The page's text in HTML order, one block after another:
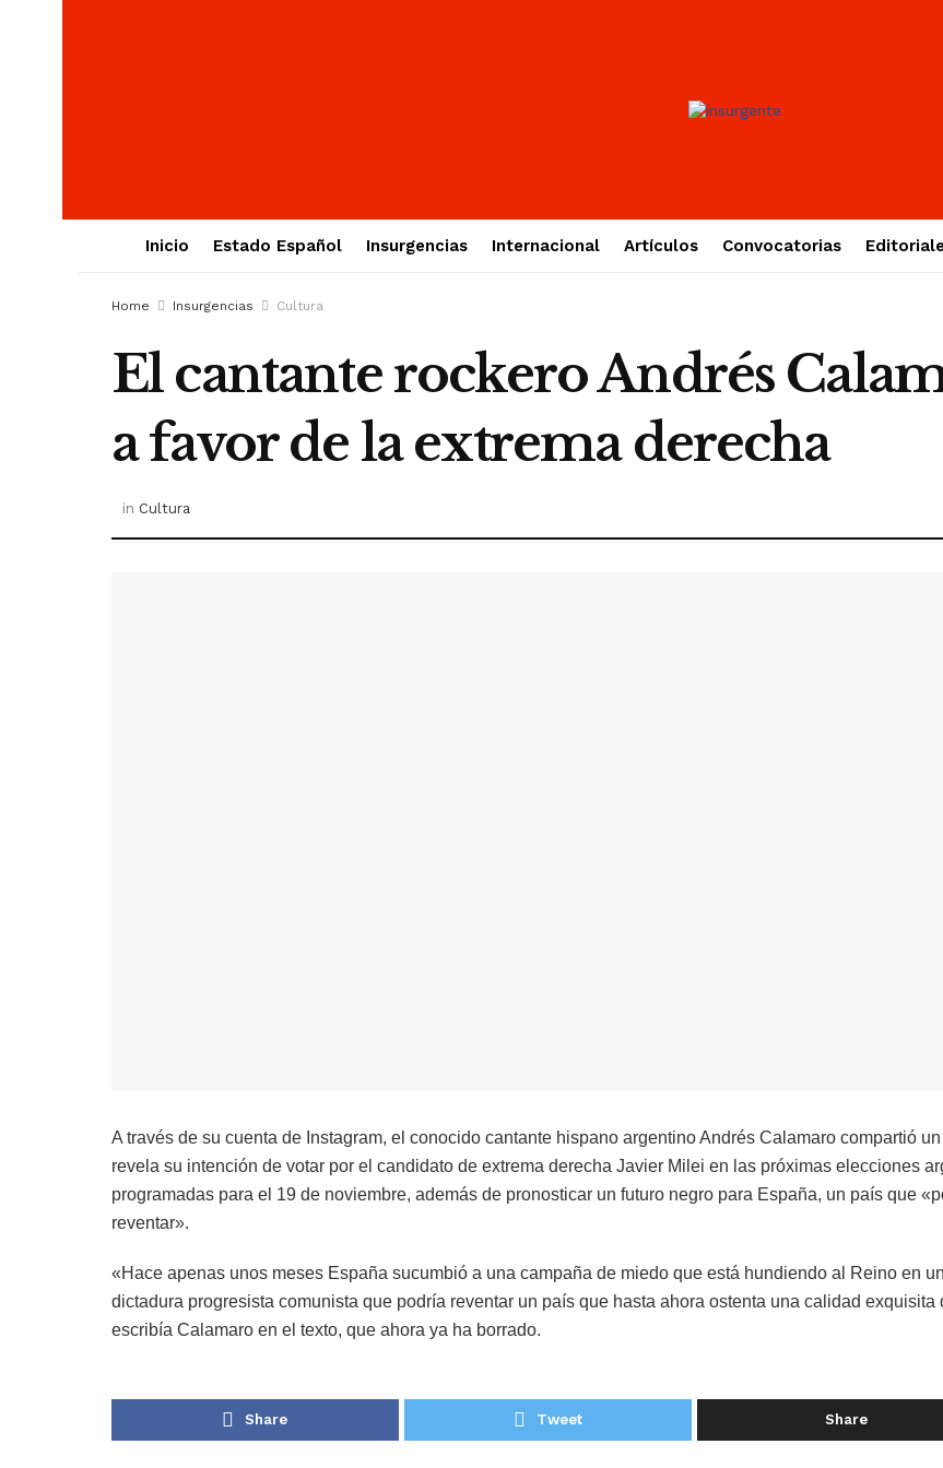
Inicio Estado Español Insurgencias Internacional Artículos Convocatorias
Home Insurgencias Cultura
El cantante rockero Andrés
a favor de la extrema derecha
in Cultura
A través de su cuenta de Instagram, el conocido cantante hispano argentino Andrés Calamaro compartió
revela su intención de votar por el candidato de extrema derecha Javier Milei en las próximas elecciones
programadas para el 19 de noviembre, además de pronosticar un futuro negro para España, un país que
reventar».
«Hace apenas unos meses España sucumbió a una campaña de miedo que está hundiendo al Reino en
dictadura progresista comunista que podría reventar un país que hasta ahora ostenta una calidad exquisita
escribía Calamaro en el texto, que ahora ya ha borrado.
Share Tweet Share